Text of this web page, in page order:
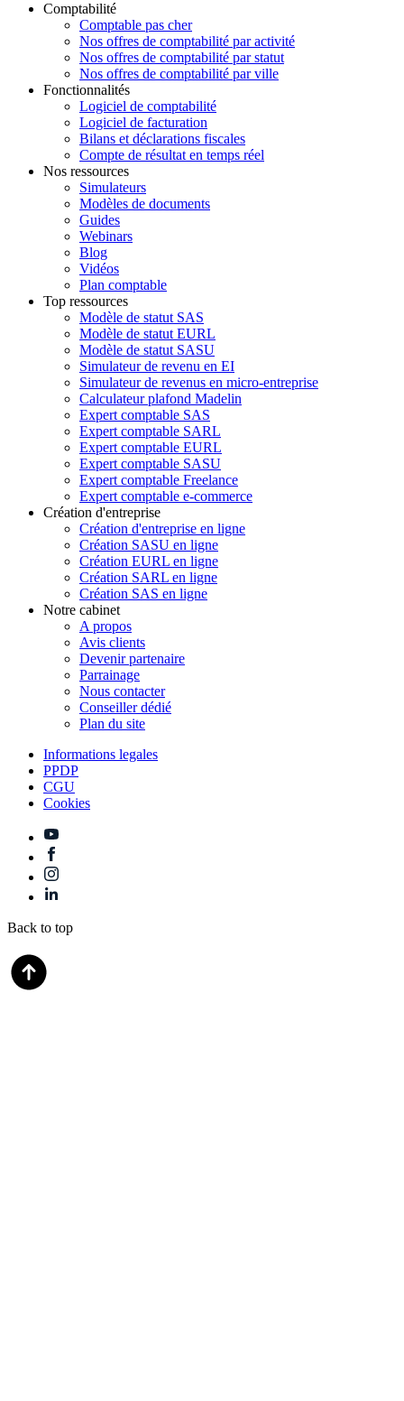
Comptabilité
Comptable pas cher
Nos offres de comptabilité par activité
Nos offres de comptabilité par statut
Nos offres de comptabilité par ville
Fonctionnalités
Logiciel de comptabilité
Logiciel de facturation
Bilans et déclarations fiscales
Compte de résultat en temps réel
Nos ressources
Simulateurs
Modèles de documents
Guides
Webinars
Blog
Vidéos
Plan comptable
Top ressources
Modèle de statut SAS
Modèle de statut EURL
Modèle de statut SASU
Simulateur de revenu en EI
Simulateur de revenus en micro-entreprise
Calculateur plafond Madelin
Expert comptable SAS
Expert comptable SARL
Expert comptable EURL
Expert comptable SASU
Expert comptable Freelance
Expert comptable e-commerce
Création d'entreprise
Création d'entreprise en ligne
Création SASU en ligne
Création EURL en ligne
Création SARL en ligne
Création SAS en ligne
Notre cabinet
A propos
Avis clients
Devenir partenaire
Parrainage
Nous contacter
Conseiller dédié
Plan du site
Informations legales
PPDP
CGU
Cookies
Back to top